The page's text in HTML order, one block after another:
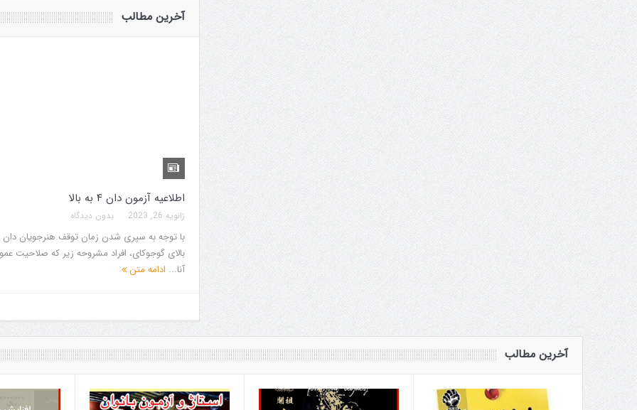
اطلاعیه آزمون دان ۴ به بالا
‌با توجه به سپری شدن زمان توقف هنرجویان دان ۴ به بالای گوجوکای، افراد مشروحه
زیر که صلاحیت عمومی آنان تایید شد...
آخرین مطالب
اطلاعیه آزمون دان ۴ به بالا
ژانویه 26, 2023 بدون دیدگاه
بالای گوجوکای، افراد مشروحه زیر که صلاحیت
آنا... ادامه متن
آخرین مطالب